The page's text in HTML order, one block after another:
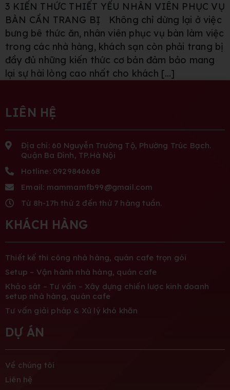
3 KIẾN THỨC THIẾT YẾU NHÂN VIÊN PHỤC VỤ
BÀN CẦN TRANG BỊ Không chỉ dừng lại ở việc
bưng bê thức ăn, nhân viên phục vụ bàn làm việc
trong các nhà hàng, khách sạn còn phải trang bị
đầy đủ những kiến thức cơ bản đảm bảo mang
lại sự hài lòng cao nhất cho khách […]
LIÊN HỆ
Địa chỉ: 60 Nguyễn Trường Tộ, Phường Trúc Bạch.
Quận Ba Đình, TP.Hà Nội
Hotline: 0929846668
Email: mammamfb99@gmail.com
Từ 8h-17h thứ 2 đến thứ 7 hàng tuần.
KHÁCH HÀNG
Thiết kế thi công nhà hàng, quán cafe trọn gói
Setup – Vận hành nhà hàng, quán cafe
Khảo sát – Tư vấn – Xây dựng chiến lược kinh doanh
setup nhà hàng, quán cafe
Tư vấn giải pháp & Xử lý khó khăn
DỰ ÁN
Về chúng tôi
Liên hệ